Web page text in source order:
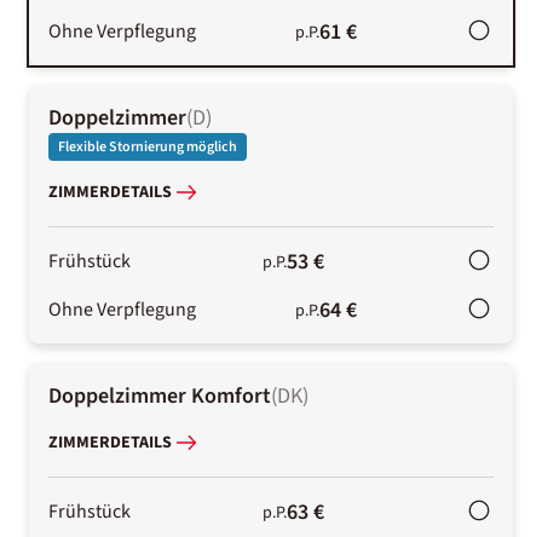
Ohne Verpflegung p.P.61 €
Doppelzimmer(D)
Flexible Stornierung möglich
ZIMMERDETAILS
Frühstück p.P.53 €
Ohne Verpflegung p.P.64 €
Doppelzimmer Komfort(DK)
ZIMMERDETAILS
Frühstück p.P.63 €